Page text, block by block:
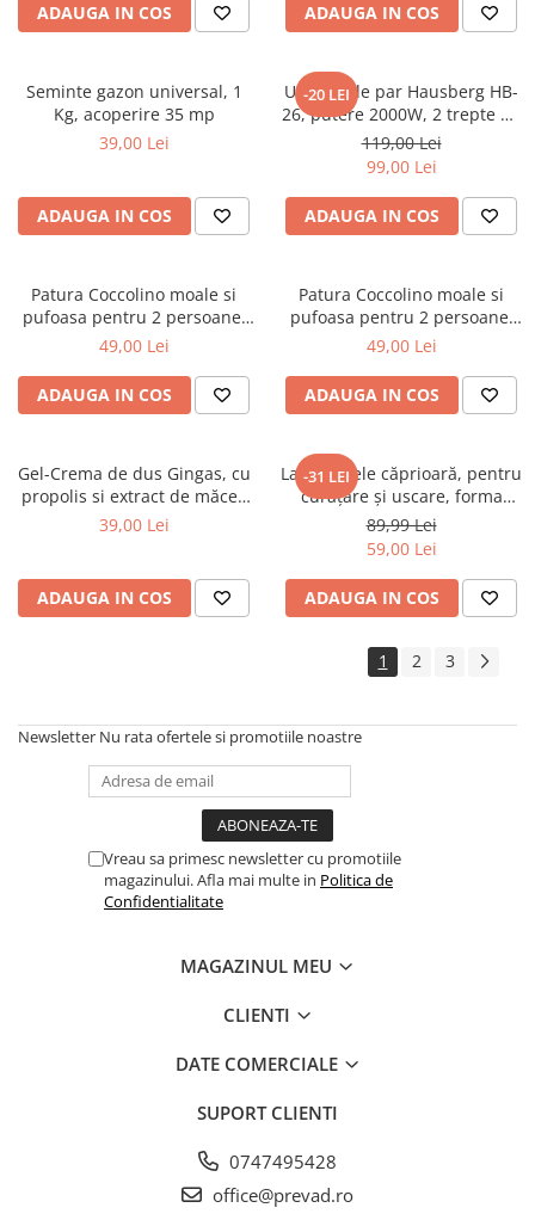
ADAUGA IN COS ADAUGA IN COS
Seminte gazon universal, 1
Kg, acoperire 35 mp
39,00 Lei
ADAUGA IN COS
-20 LEI
Uscator de par Hausberg HB-
26, putere 2000W, 2 trepte de
viteza
119,00 Lei
99,00 Lei
ADAUGA IN COS
Patura Coccolino moale si
pufoasa pentru 2 persoane,
200X230 cm, Fluturi si Pietre
49,00 Lei
ADAUGA IN COS
Patura Coccolino moale si
pufoasa pentru 2 persoane,
200X230 cm, Valuri Waves
49,00 Lei
ADAUGA IN COS
Gel-Crema de dus Gingas, cu
propolis si extract de măceș
organic, 1000 ml
39,00 Lei
ADAUGA IN COS
-31 LEI
Lavetă piele căprioară, pentru
curăţare şi uscare, forma
neregulată 38*30
89,99 Lei
59,00 Lei
ADAUGA IN COS
1 2 3
Newsletter Nu rata ofertele si promotiile noastre
Vreau sa primesc newsletter cu promotiile
magazinului. Afla mai multe in Politica de
Confidentialitate
MAGAZINUL MEU
CLIENTI
DATE COMERCIALE
SUPORT CLIENTI
0747495428
office@prevad.ro